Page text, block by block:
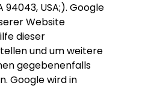
USA;). Google
Website
dieser
und um weitere
gegebenenfalls
Google wird in